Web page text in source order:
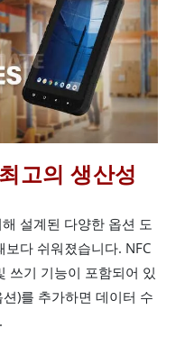
고의 생산성
설계된 다양한 옵션 도
다 쉬워졌습니다. NFC
쓰기 기능이 포함되어 있
)를 추가하면 데이터 수